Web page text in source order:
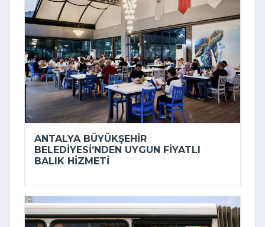
ANTALYA BÜYÜKŞEHIR
BELEDIYESI’NDEN UYGUN FIYATLI
BALIK HIZMETI